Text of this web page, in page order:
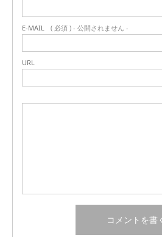
E-MAIL ( 必須 ) - 公開されません -
URL